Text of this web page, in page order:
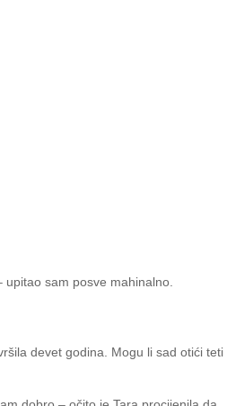
sam posve mahinalno.
devet godina. Mogu li sad otići teti